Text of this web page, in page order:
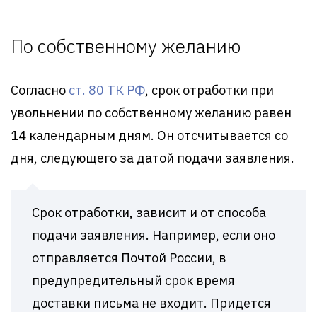
По собственному желанию
Согласно ст. 80 ТК РФ, срок отработки при
увольнении по собственному желанию равен
14 календарным дням. Он отсчитывается со
дня, следующего за датой подачи заявления.
Срок отработки, зависит и от способа
подачи заявления. Например, если оно
отправляется Почтой России, в
предупредительный срок время
доставки письма не входит. Придется